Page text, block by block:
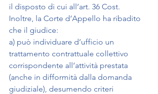
il disposto di cui all’art. 36 Cost.
Inoltre, la Corte d’Appello ha ribadito
che il giudice:
a) può individuare d’ufficio un
trattamento contrattuale collettivo
corrispondente all’attività prestata
(anche in difformità dalla domanda
giudiziale), desumendo criteri